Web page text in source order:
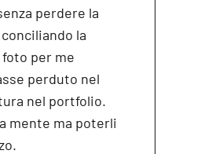
perdere la
la
per me
perduto nel
nel portfolio.
mente ma poterli